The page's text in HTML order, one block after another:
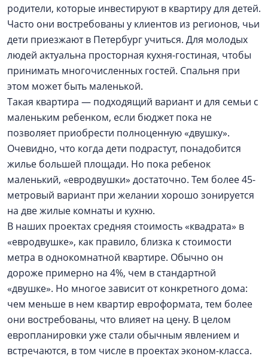
родители, которые инвестируют в квартиру для детей.
Часто они востребованы у клиентов из регионов, чьи
дети приезжают в Петербург учиться. Для молодых
людей актуальна просторная кухня-гостиная, чтобы
принимать многочисленных гостей. Спальня при
этом может быть маленькой.
Такая квартира — подходящий вариант и для семьи с
маленьким ребенком, если бюджет пока не
позволяет приобрести полноценную «двушку».
Очевидно, что когда дети подрастут, понадобится
жилье большей площади. Но пока ребенок
маленький, «евродвушки» достаточно. Тем более 45-
метровый вариант при желании хорошо зонируется
на две жилые комнаты и кухню.
В наших проектах средняя стоимость «квадрата» в
«евродвушке», как правило, близка к стоимости
метра в однокомнатной квартире. Обычно он
дороже примерно на 4%, чем в стандартной
«двушке». Но многое зависит от конкретного дома:
чем меньше в нем квартир евроформата, тем более
они востребованы, что влияет на цену. В целом
европланировки уже стали обычным явлением и
встречаются, в том числе в проектах эконом-класса.